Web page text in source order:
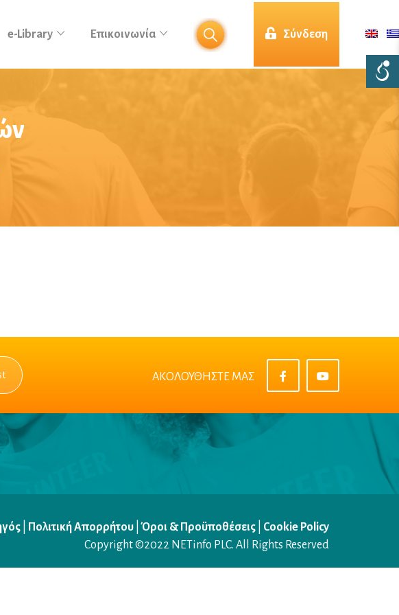
e-Library Επικοινωνία Σύνδεση
ΑΚΟΛΟΥΘΗΣΤΕ ΜΑΣ
Πολιτική Απορρήτου |Όροι & Προϋποθέσεις
Cookie Policy
Copyright ©2022 NETinfo PLC. All Rights Reserved